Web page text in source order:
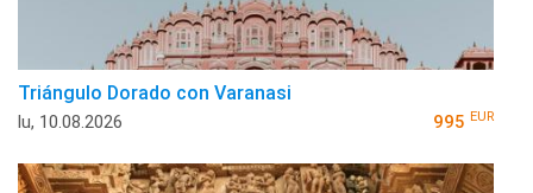
Triángulo Dorado con Varanasi
lu, 10.08.2026 995 EUR